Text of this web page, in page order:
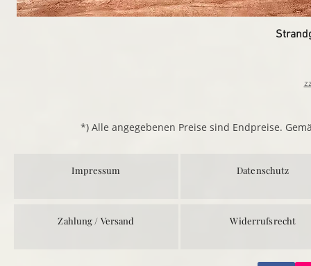
*) Alle angegebenen Preise sind Endpreise.
Impressum
Zahlung / Versand
Datenschutz
Widerrufsrecht